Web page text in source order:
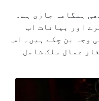
بھی ہنگامہ جاری ہے۔
اور بیانات اب
وجہ بن چکے ہیں۔ اس
عمال ملک شامل